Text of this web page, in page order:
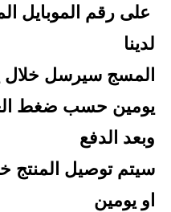
على رقم الموبايل
لدينا
المسج سيرسل خلال
يومين حسب ضغط
وبعد الدفع
سيتم توصيل المنتج
او يومين